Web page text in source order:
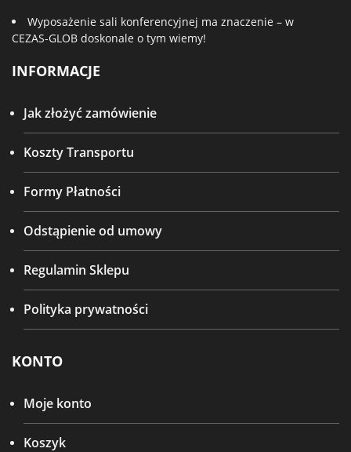
Wyposażenie sali konferencyjnej ma znaczenie – w
CEZAS-GLOB doskonale o tym wiemy!
INFORMACJE
Jak złożyć zamówienie
Koszty Transportu
Formy Płatności
Odstąpienie od umowy
Regulamin Sklepu
Polityka prywatności
KONTO
Moje konto
Koszyk